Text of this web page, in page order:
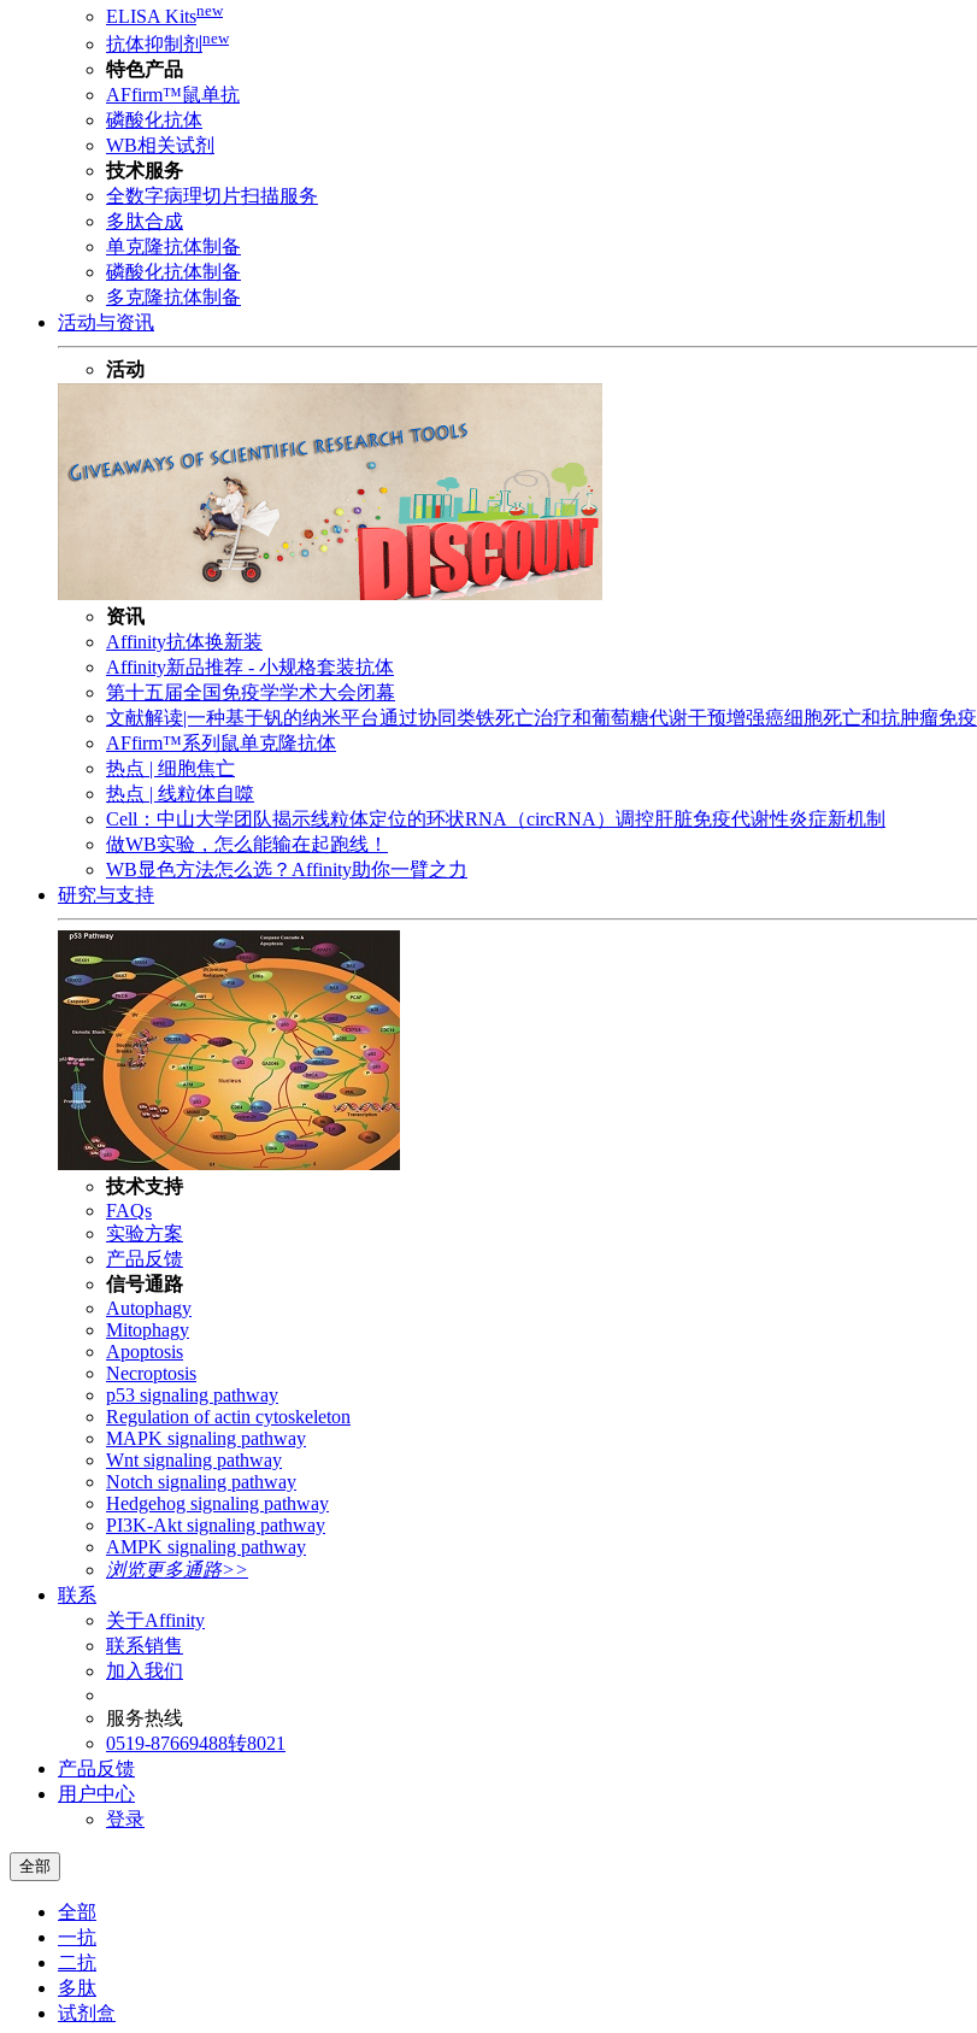
ELISA Kitsnew
抗体抑制剂 new
特色产品
AFfirm™鼠单抗
磷酸化抗体
WB相关试剂
技术服务
全数字病理切片扫描服务
多肽合成
单克隆抗体制备
磷酸化抗体制备
多克隆抗体制备
活动与资讯
活动
资讯
Affinity抗体换新装
Affinity新品推荐 - 小规格套装抗体
第十五届全国免疫学学术大会闭幕
文献解读|一种基于钒的纳米平台通过协同类铁死亡治疗和葡萄糖代谢干预增强癌细胞死亡和抗肿瘤免疫
AFfirm™系列鼠单克隆抗体
热点 | 细胞焦亡
热点 | 线粒体自噬
Cell：中山大学团队揭示线粒体定位的环状RNA（circRNA）调控肝脏免疫代谢性炎症新机制
做WB实验，怎么能输在起跑线！
WB显色方法怎么选？Affinity助你一臂之力
研究与支持
技术支持
FAQs
实验方案
产品反馈
信号通路
Autophagy
Mitophagy
Apoptosis
Necroptosis
p53 signaling pathway
Regulation of actin cytoskeleton
MAPK signaling pathway
Wnt signaling pathway
Notch signaling pathway
Hedgehog signaling pathway
PI3K-Akt signaling pathway
AMPK signaling pathway
浏览更多通路>>
联系
关于Affinity
联系销售
加入我们
服务热线
0519-87669488转8021
产品反馈
用户中心
登录
全部
全部
一抗
二抗
多肽
试剂盒